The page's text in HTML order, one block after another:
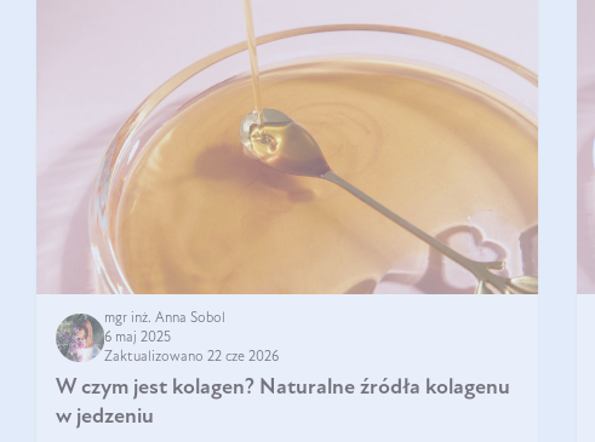
mgr inż. Anna Sobol
6 maj 2025
Zaktualizowano 22 cze 2026
W czym jest kolagen? Naturalne źródła kolagenu
w jedzeniu